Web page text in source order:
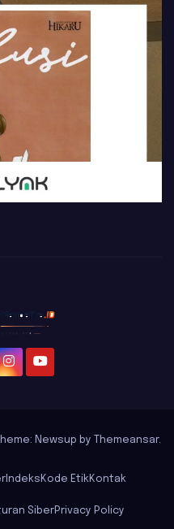
Theme: Newsup by Themeansar.
Indeks Kode Etik Kontak
SiberPrivacy Policy